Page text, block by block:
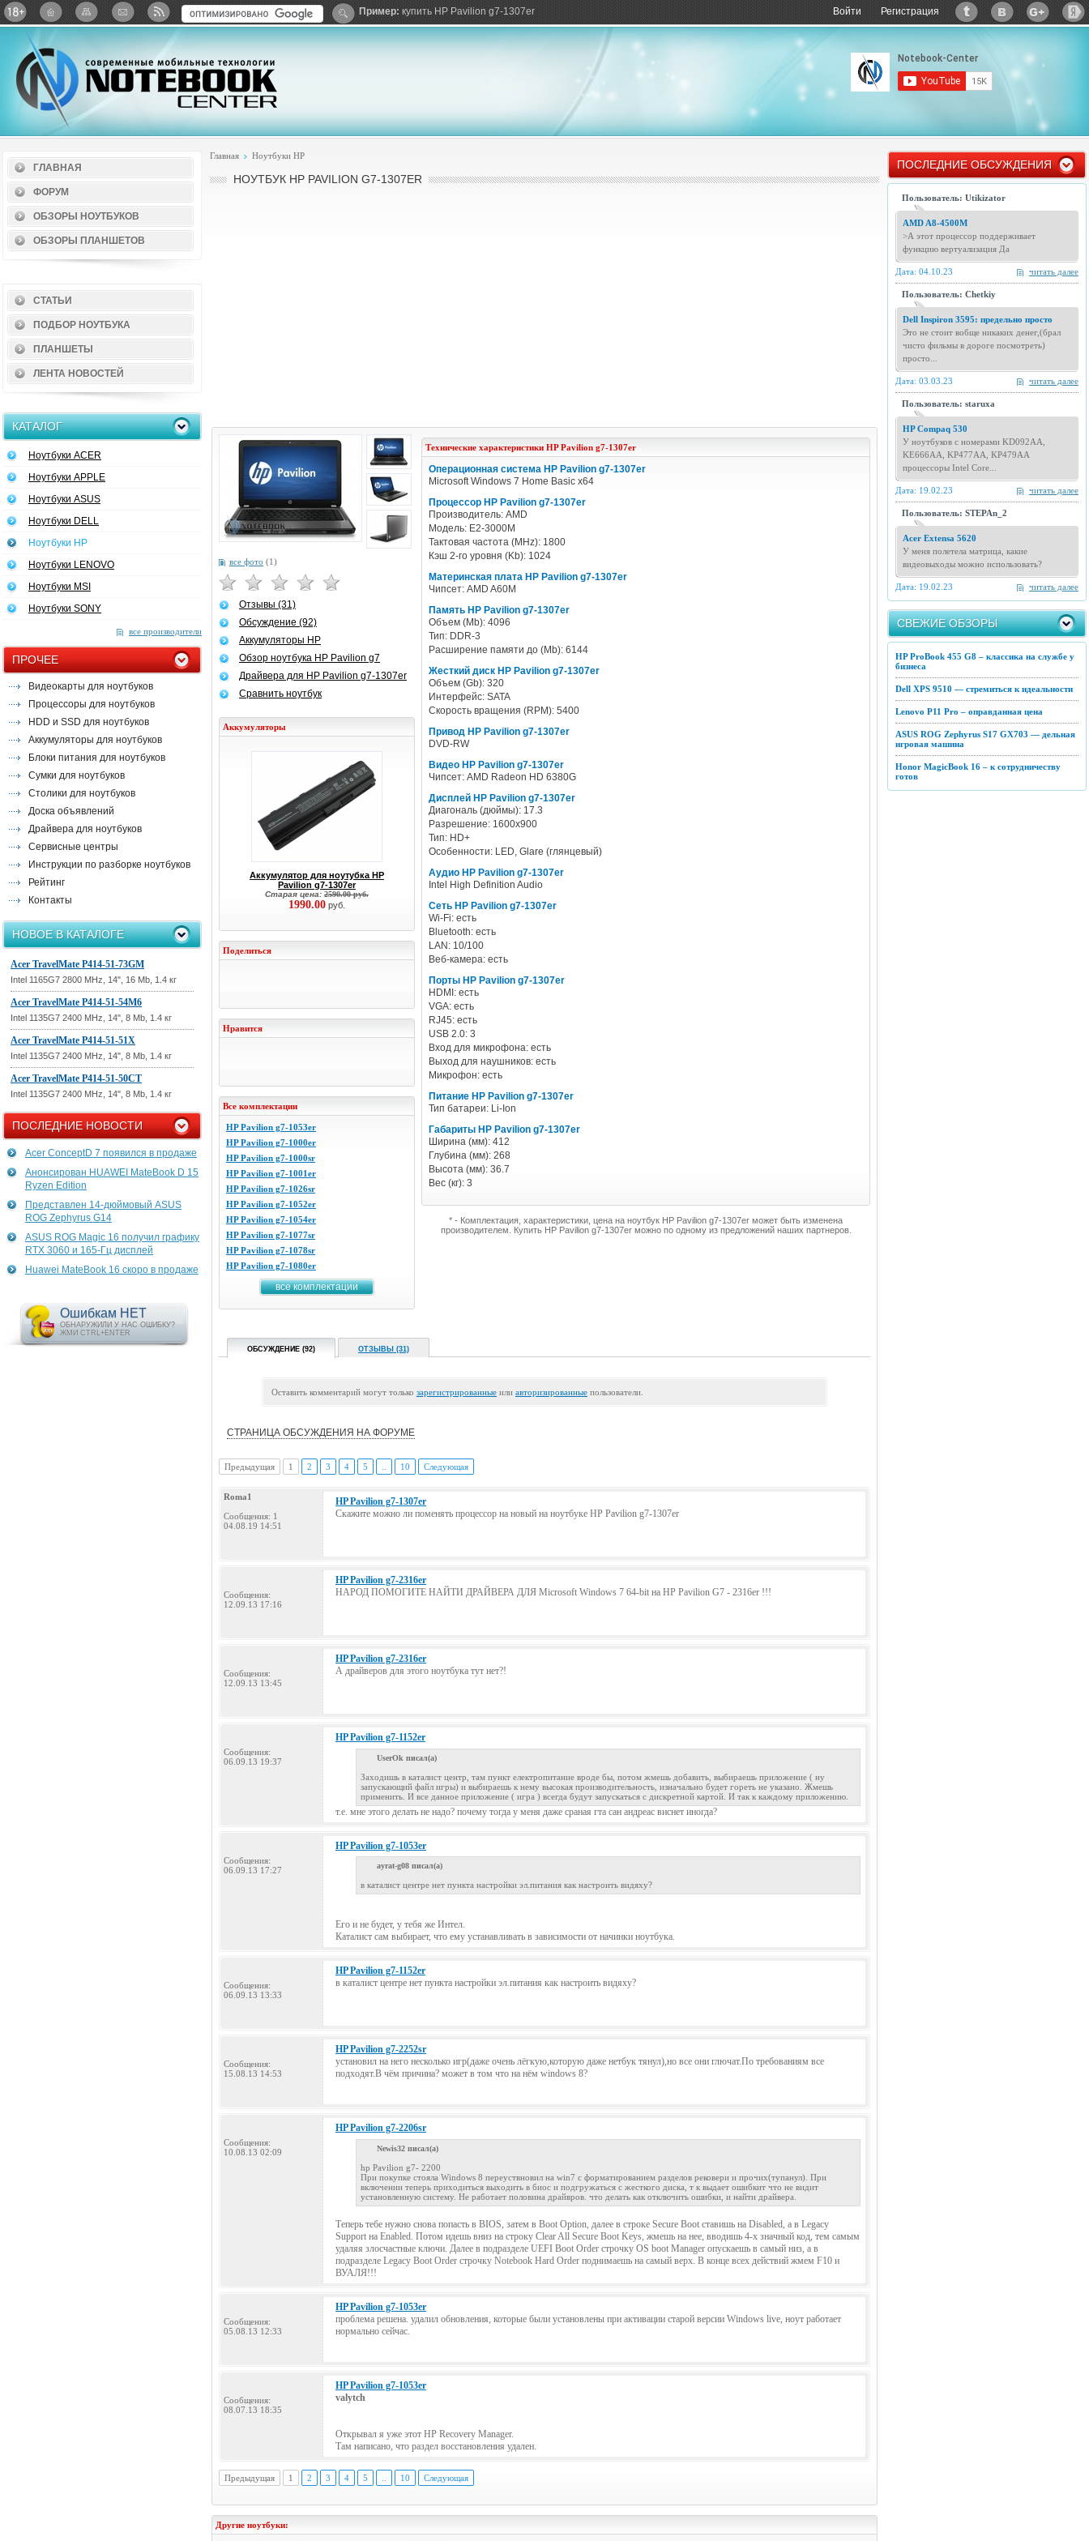
Войти Регистрация
Twitter ВКонтактеGoogle+Яндекс: Каталог виджетовПример: купить HP Pavilion g7-1307er
ГЛАВНАЯ
ФОРУМ
ОБЗОРЫ НОУТБУКОВ
ОБЗОРЫ ПЛАНШЕТОВ
СТАТЬИ
ПОДБОР НОУТБУКА
ПЛАНШЕТЫ
ЛЕНТА НОВОСТЕЙ
КАТАЛОГ
Ноутбуки ACER
Ноутбуки APPLE
Ноутбуки ASUS
Ноутбуки DELL
Ноутбуки HP
Ноутбуки LENOVO
Ноутбуки MSI
Ноутбуки SONY
все производители
ПРОЧЕЕ
Видеокарты для ноутбуков
Процессоры для ноутбуков
HDD и SSD для ноутбуков
Аккумуляторы для ноутбуков
Блоки питания для ноутбуков
Сумки для ноутбуков
Столики для ноутбуков
Доска объявлений
Драйвера для ноутбуков
Сервисные центры
Инструкции по разборке ноутбуков
Рейтинг
Контакты
НОВОЕ В КАТАЛОГЕ
Acer TravelMate P414-51-73GM
Intel 1165G7 2800 MHz, 14", 16 Mb, 1.4 кг
Acer TravelMate P414-51-54M6
Intel 1135G7 2400 MHz, 14", 8 Mb, 1.4 кг
Acer TravelMate P414-51-51X
Intel 1135G7 2400 MHz, 14", 8 Mb, 1.4 кг
Acer TravelMate P414-51-50CT
Intel 1135G7 2400 MHz, 14", 8 Mb, 1.4 кг
ПОСЛЕДНИЕ НОВОСТИ
Acer ConceptD 7 появился в продаже
Анонсирован HUAWEI MateBook D 15
Ryzen Edition
Представлен 14-дюймовый ASUS
ROG Zephyrus G14
ASUS ROG Magic 16 получил графику
RTX 3060 и 165-Гц дисплей
Huawei MateBook 16 скоро в продаже
Ошибкам НЕТ
ОБНАРУЖИЛИ У НАС ОШИБКУ?
ЖМИ CTRL+ENTER
Главная Ноутбуки HP
НОУТБУК HP PAVILION G7-1307ER
все фото (1)
Отзывы (31)
Обсуждение (92)
Аккумуляторы HP
Обзор ноутбука HP Pavilion g7
Драйвера для HP Pavilion g7-1307er
Сравнить ноутбук
Аккумуляторы
Аккумулятор для ноутубка HP
Pavilion g7-1307er
Старая цена: 2590.00 руб.
1990.00 руб.
Поделиться
Нравится
Все комплектации
HP Pavilion g7-1053er
HP Pavilion g7-1000er
HP Pavilion g7-1000sr
HP Pavilion g7-1001er
HP Pavilion g7-1026sr
HP Pavilion g7-1052er
HP Pavilion g7-1054er
HP Pavilion g7-1077sr
HP Pavilion g7-1078sr
HP Pavilion g7-1080er
все комплектации
Технические характеристики HP Pavilion g7-1307er
Операционная система HP Pavilion g7-1307er
Microsoft Windows 7 Home Basic x64
Процессор HP Pavilion g7-1307er
Производитель: AMD
Модель: E2-3000M
Тактовая частота (MHz): 1800
Кэш 2-го уровня (Kb): 1024
Материнская плата HP Pavilion g7-1307er
Чипсет: AMD A60M
Память HP Pavilion g7-1307er
Объем (Mb): 4096
Тип: DDR-3
Расширение памяти до (Mb): 6144
Жесткий диск HP Pavilion g7-1307er
Объем (Gb): 320
Интерфейс: SATA
Скорость вращения (RPM): 5400
Привод HP Pavilion g7-1307er
DVD-RW
Видео HP Pavilion g7-1307er
Чипсет: AMD Radeon HD 6380G
Дисплей HP Pavilion g7-1307er
Диагональ (дюймы): 17.3
Разрешение: 1600x900
Тип: HD+
Особенности: LED, Glare (глянцевый)
Аудио HP Pavilion g7-1307er
Intel High Definition Audio
Сеть HP Pavilion g7-1307er
Wi-Fi: есть
Bluetooth: есть
LAN: 10/100
Веб-камера: есть
Порты HP Pavilion g7-1307er
HDMI: есть
VGA: есть
RJ45: есть
USB 2.0: 3
Вход для микрофона: есть
Выход для наушников: есть
Микрофон: есть
Питание HP Pavilion g7-1307er
Тип батареи: Li-Ion
Габариты HP Pavilion g7-1307er
Ширина (мм): 412
Глубина (мм): 268
Высота (мм): 36.7
Вес (кг): 3
* - Комплектация, характеристики, цена на ноутбук HP Pavilion g7-1307er может быть изменена
производителем. Купить HP Pavilion g7-1307er можно по одному из предложений наших партнеров.
ОБСУЖДЕНИЕ (92) ОТЗЫВЫ (31)
Оставить комментарий могут только зарегистрированные или авторизированные пользователи.
СТРАНИЦА ОБСУЖДЕНИЯ НА ФОРУМЕ
Предыдущая 1 2 3 4 5 10 Следующая
Roma1
Сообщения: 1
04.08.19 14:51
HP Pavilion g7-1307er
Скажите можно ли поменять процессор на новый на ноутбуке HP Pavilion g7-1307er
Сообщения:
12.09.13 17:16
HP Pavilion g7-2316er
НАРОД ПОМОГИТЕ НАЙТИ ДРАЙВЕРА ДЛЯ Microsoft Windows 7 64-bit на HP Pavilion G7 - 2316er !!!
Сообщения:
12.09.13 13:45
HP Pavilion g7-2316er
А драйверов для этого ноутбука тут нет?!
Сообщения:
06.09.13 19:37
HP Pavilion g7-1152er
UserOk писал(а)
Заходишь в каталист центр, там пункт електропитание вроде бы, потом жмешь добавить, выбираешь приложение ( ну
запускающий файл игры) и выбираешь к нему высокая производительность, изначально будет гореть не указано. Жмешь
применить. И все данное приложение ( игра ) всегда будут запускаться с дискретной картой. И так к каждому приложению.
т.е. мне этого делать не надо? почему тогда у меня даже сраная гта сан андреас виснет иногда?
Сообщения:
06.09.13 17:27
HP Pavilion g7-1053er
ayrat-g08 писал(а)
в каталист центре нет пункта настройки эл.питания как настроить видяху?
Его и не будет, у тебя же Интел.
Каталист сам выбирает, что ему устанавливать в зависимости от начинки ноутбука.
Сообщения:
06.09.13 13:33
HP Pavilion g7-1152er
в каталист центре нет пункта настройки эл.питания как настроить видяху?
Сообщения:
15.08.13 14:53
HP Pavilion g7-2252sr
установил на него несколько игр(даже очень лёгкую,которую даже нетбук тянул),но все они глючат.По требованиям все
подходят.В чём причина? может в том что на нём windows 8?
Сообщения:
10.08.13 02:09
HP Pavilion g7-2206sr
Newis32 писал(а)
hp Pavilion g7- 2200
При покупке стояла Windows 8 переуствновил на win7 с форматированием разделов рековери и прочих(тупанул). При
включении теперь приходиться выходить в биос и подгружаться с жесткого диска, т к выдает ошибкит что не видит
установленную систему. Не работает половина драйвров. что делать как отключить ошибки, и найти драйвера.
Теперь тебе нужно снова попасть в BIOS, затем в Boot Option, далее в строке Secure Boot ставишь на Disabled, а в Legacy
Support на Enabled. Потом идешь вниз на строку Clear All Secure Boot Keys, жмешь на нее, вводишь 4-х значный код, тем самым
удаляя злосчастные ключи. Далее в подразделе UEFI Boot Order строчку OS boot Manager опускаешь в самый низ, а в
подразделе Legacy Boot Order строчку Notebook Hard Order поднимаешь на самый верх. В конце всех действий жмем F10 и
ВУАЛЯ!!!
Сообщения:
05.08.13 12:33
HP Pavilion g7-1053er
проблема решена. удалил обновления, которые были установлены при активации старой версии Windows live, ноут работает
нормально сейчас.
Сообщения:
08.07.13 18:35
HP Pavilion g7-1053er
valytch
Открывал я уже этот HP Recovery Manager.
Там написано, что раздел восстановления удален.
Предыдущая 1 2 3 4 5 10 Следующая
Другие ноутбуки:
ПОСЛЕДНИЕ ОБСУЖДЕНИЯ
Пользователь: Utikizator
AMD A8-4500M
>А этот процессор поддерживает
функцию вертуализация Да
читать далее
Дата: 04.10.23
Пользователь: Chetkiy
Dell Inspiron 3595: предельно просто
Это не стоит вобще никаких денег,(брал
чисто фильмы в дороге посмотреть)
просто...
читать далее
Дата: 03.03.23
Пользователь: staruxa
HP Compaq 530
У ноутбуков с номерами KD092AA,
KE666AA, KP477AA, KP479AA
процессоры Intel Core...
читать далее
Дата: 19.02.23
Пользователь: STEPAn_2
Acer Extensa 5620
У меня полетела матрица, какие
видеовыходы можно использовать?
читать далее
Дата: 19.02.23
СВЕЖИЕ ОБЗОРЫ
HP ProBook 455 G8 – классика на службе у
бизнеса
Dell XPS 9510 — стремиться к идеальности
Lenovo P11 Pro – оправданная цена
ASUS ROG Zephyrus S17 GX703 — дельная
игровая машина
Honor MagicBook 16 – к сотрудничеству
готов